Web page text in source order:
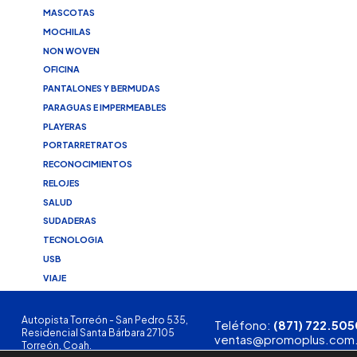
MASCOTAS
MOCHILAS
NON WOVEN
OFICINA
PANTALONES Y BERMUDAS
PARAGUAS E IMPERMEABLES
PLAYERAS
PORTARRETRATOS
RECONOCIMIENTOS
RELOJES
SALUD
SUDADERAS
TECNOLOGIA
USB
VIAJE
Autopista Torreón - San Pedro 535,
Residencial Santa Bárbara 27105
Torreón, Coah.
Teléfono: (871)